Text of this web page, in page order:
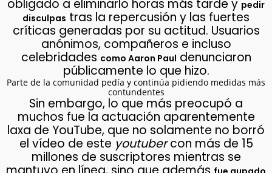
obligado a eliminarlo horas más tarde y pedir
disculpas tras la repercusión y las fuertes
críticas generadas por su actitud. Usuarios
anónimos, compañeros e incluso
celebridades como Aaron Paul denunciaron
públicamente lo que hizo.
Parte de la comunidad pedía y continúa pidiendo medidas más
contundentes
Sin embargo, lo que más preocupó a
muchos fue la actuación aparentemente
laxa de YouTube, que no solamente no borró
el vídeo de este youtubercon más de 15
millones de suscriptores mientras se